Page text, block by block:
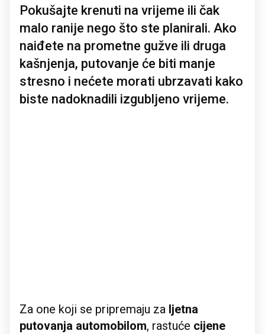
Pokušajte krenuti na vrijeme ili čak
malo ranije nego što ste planirali. Ako
naiđete na prometne gužve ili druga
kašnjenja, putovanje će biti manje
stresno i nećete morati ubrzavati kako
biste nadoknadili izgubljeno vrijeme.
Za one koji se pripremaju za ljetna
putovanja automobilom, rastuće cijene